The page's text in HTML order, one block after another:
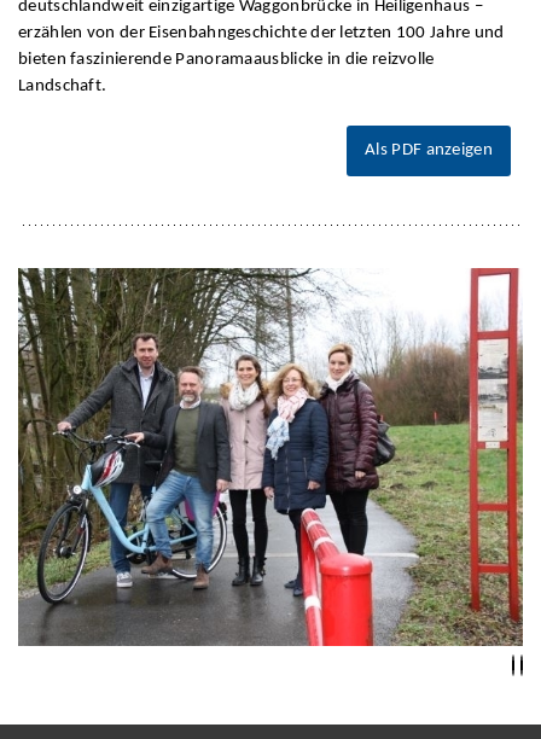
deutschlandweit einzigartige Waggonbrücke in Heiligenhaus –
erzählen von der Eisenbahngeschichte der letzten 100 Jahre und
bieten faszinierende Panoramaausblicke in die reizvolle
Landschaft.
Als PDF anzeigen